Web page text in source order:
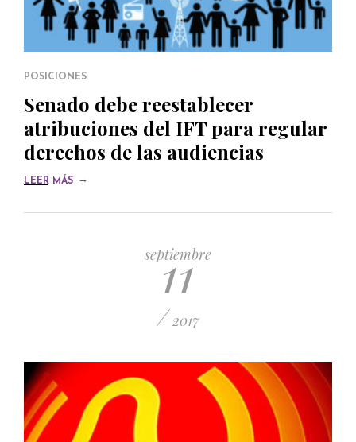
POSICIONES
Senado debe reestablecer
atribuciones del IFT para regular
derechos de las audiencias
LEER MÁS →
septiembre
11
/ 2017